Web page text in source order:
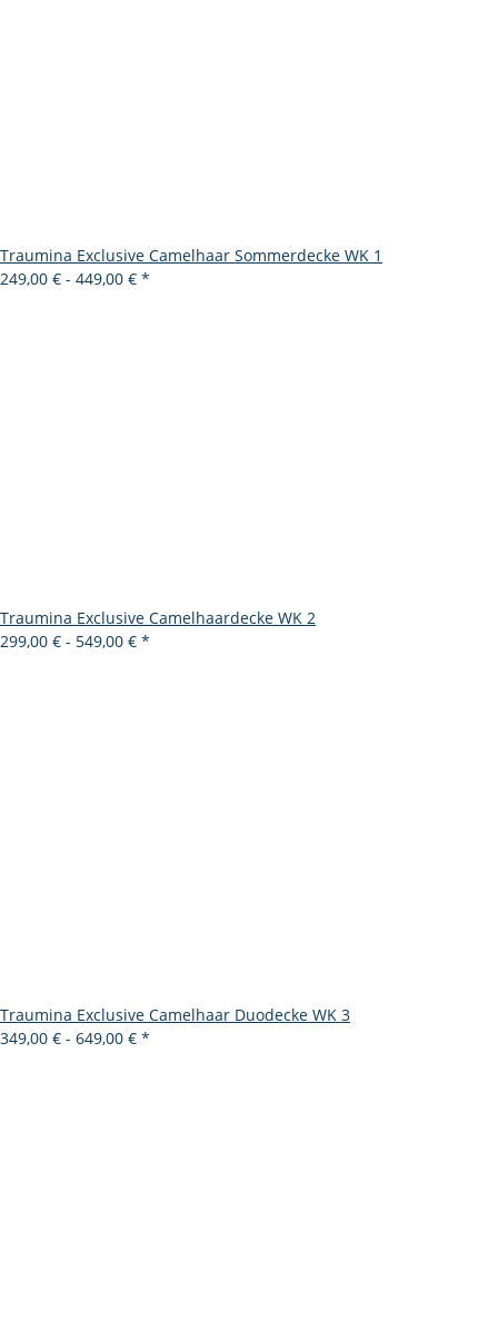
Traumina Exclusive Camelhaar Sommerdecke WK 1
249,00 € - 449,00 € *
Traumina Exclusive Camelhaardecke WK 2
299,00 € - 549,00 € *
Traumina Exclusive Camelhaar Duodecke WK 3
349,00 € - 649,00 € *